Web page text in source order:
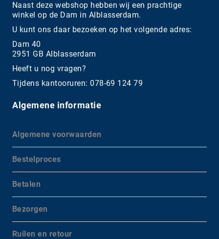
Naast deze webshop hebben wij een prachtige
winkel op de Dam in Alblasserdam.
U kunt ons daar bezoeken op het volgende adres:
Dam 40
2951 GB Alblasserdam
Heeft u nog vragen?
Tijdens kantooruren: 078-69 124 79
Algemene informatie
Algemene voorwaarden
Bestelproces
Betalen
Bezorgen
Ruilen en retour